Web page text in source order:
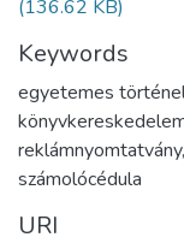
(136.62 KB)
Keywords
egyetemes
reklámnyomtatvány,
számolócédula
URI